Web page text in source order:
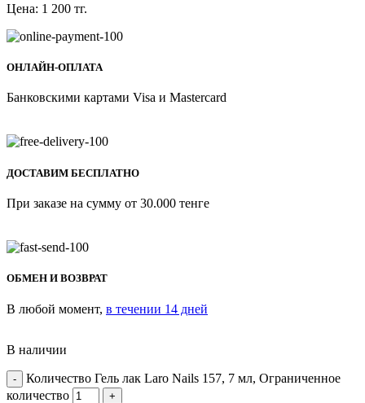
Цена: 1 200 тг.
ОНЛАЙН-ОПЛАТА
Банковскими картами Visa и Mastercard
ДОСТАВИМ БЕСПЛАТНО
При заказе на сумму от 30.000 тенге
ОБМЕН И ВОЗВРАТ
В любой момент, в течении 14 дней
В наличии
Количество Гель лак Laro Nails 157, 7 мл, Ограниченное
количество